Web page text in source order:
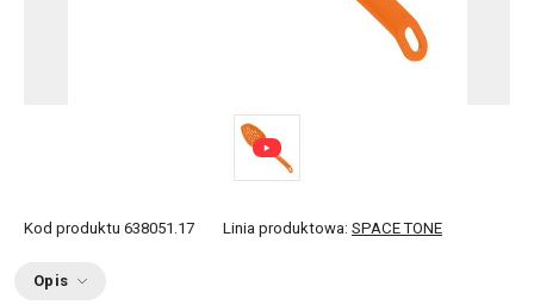
Kod produktu 638051.17 Linia produktowa: SPACE TONE
Opis